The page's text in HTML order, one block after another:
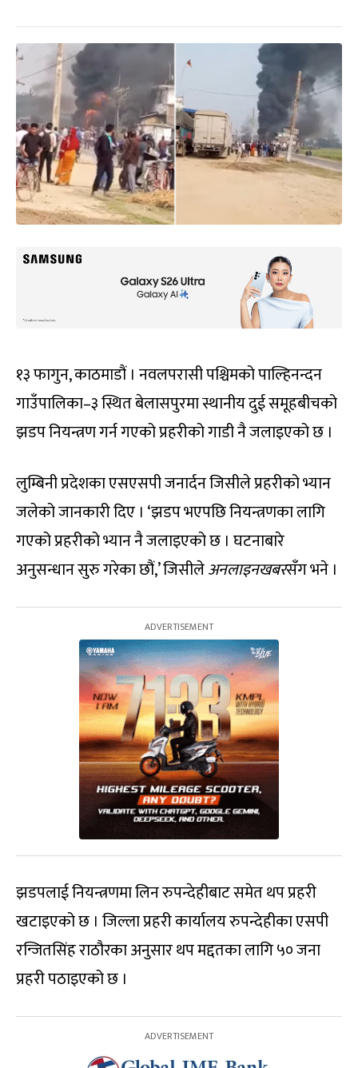
१३ फागुन, काठमाडौं । नवलपरासी पश्चिमको पाल्हिनन्दन
गाउँपालिका–३ स्थित बेलासपुरमा स्थानीय दुई समूहबीचको
झडप नियन्त्रण गर्न गएको प्रहरीको गाडी नै जलाइएको छ ।
लुम्बिनी प्रदेशका एसएसपी जनार्दन जिसीले प्रहरीको भ्यान
जलेको जानकारी दिए । ‘झडप भएपछि नियन्त्रणका लागि
गएको प्रहरीको भ्यान नै जलाइएको छ । घटनाबारे
अनुसन्धान सुरु गरेका छौं,’ जिसीलेअनलाइनखबरसँग भने ।
झडपलाई नियन्त्रणमा लिन रुपन्देहीबाट समेत थप प्रहरी
खटाइएको छ । जिल्ला प्रहरी कार्यालय रुपन्देहीका एसपी
रन्जितसिंह राठौरका अनुसार थप मद्दतका लागि ५० जना
प्रहरी पठाइएको छ ।